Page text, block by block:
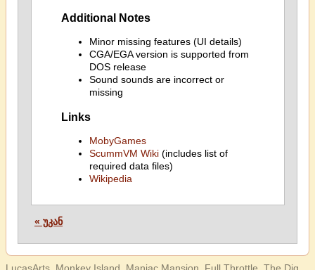
Additional Notes
Minor missing features (UI details)
CGA/EGA version is supported from
DOS release
Sound sounds are incorrect or
missing
Links
MobyGames
ScummVM Wiki(includes list of
required data files)
Wikipedia
« უკან